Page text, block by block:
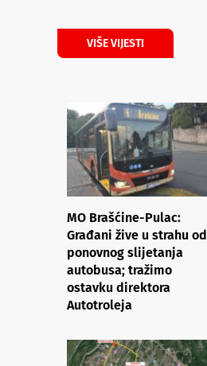
VIŠE VIJESTI
MO Brašćine-Pulac:
Građani žive u strahu od
ponovnog slijetanja
autobusa; tražimo
ostavku direktora
Autotroleja